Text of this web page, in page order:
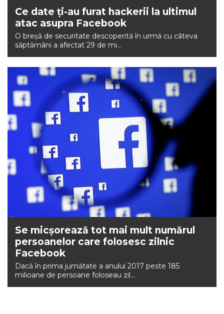
Ce date ți-au furat hackerii la ultimul
atac asupra Facebook
O breșă de securitate descoperită în urmă cu câteva
săptămâni a afectat 29 de mi...
Se micșorează tot mai mult numărul
persoanelor care folosesc zilnic
Facebook
Dacă în prima jumătate a anului 2017 peste 185
milioane de persoane foloseau zil...